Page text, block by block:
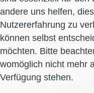
Über uns, die
andere uns helfen,
Nutzererfahrung zu
können selbst
möchten. Bitte
womöglich nicht mehr
Verfügung stehen.